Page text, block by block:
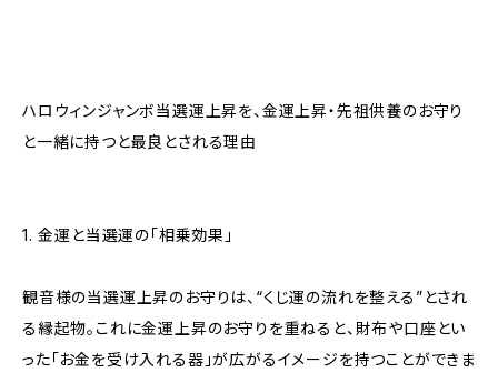
ハロウィンジャンボ当選運上昇を、金運上昇・先祖供養のお守り
と一緒に持つと最良とされる理由
1. 金運と当選運の「相乗効果」
観音様の当選運上昇のお守りは、“くじ運の流れを整える”とされ
る縁起物。これに金運上昇のお守りを重ねると、財布や口座とい
った「お金を受け入れる器」が広がるイメージを持つことができま